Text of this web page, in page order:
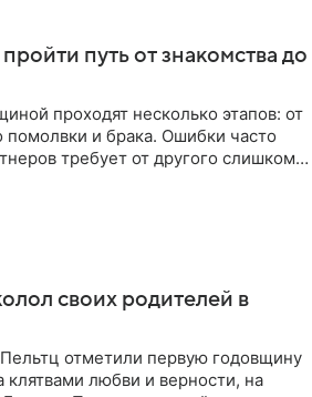
путь от знакомства до
проходят несколько этапов: от
и брака. Ошибки часто
требует от другого слишком
своих родителей в
отметили первую годовщину
любви и верности, на